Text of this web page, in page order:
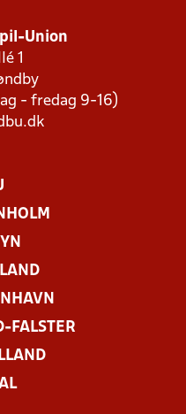
Union
1
- fredag 9-16)
FALSTER